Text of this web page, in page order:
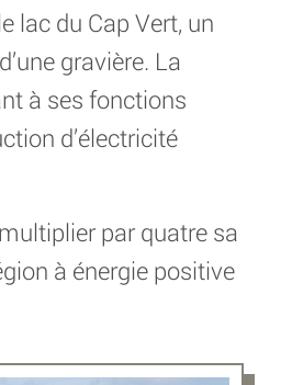
lac du Cap Vert, un
gravière. La
à ses fonctions
d’électricité
par quatre sa
à énergie positive